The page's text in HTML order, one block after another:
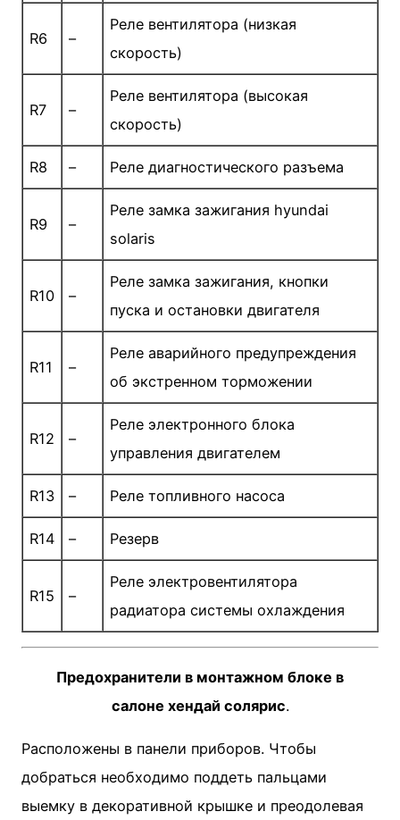
R6 –
Реле вентилятора (низкая
скорость)
R7 –
Реле вентилятора (высокая
скорость)
R8 – Реле диагностического разъема
R9 –
Реле замка зажигания hyundai
solaris
R10 –
Реле замка зажигания, кнопки
пуска и остановки двигателя
R11 –
Реле аварийного предупреждения
об экстренном торможении
R12 –
Реле электронного блока
управления двигателем
R13 – Реле топливного насоса
R14 – Резерв
R15 –
Реле электровентилятора
радиатора системы охлаждения
Предохранители в монтажном блоке в
салоне хендай солярис.
Расположены в панели приборов. Чтобы
добраться необходимо поддеть пальцами
выемку в декоративной крышке и преодолевая